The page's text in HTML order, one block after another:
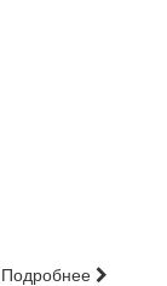
Подробнее